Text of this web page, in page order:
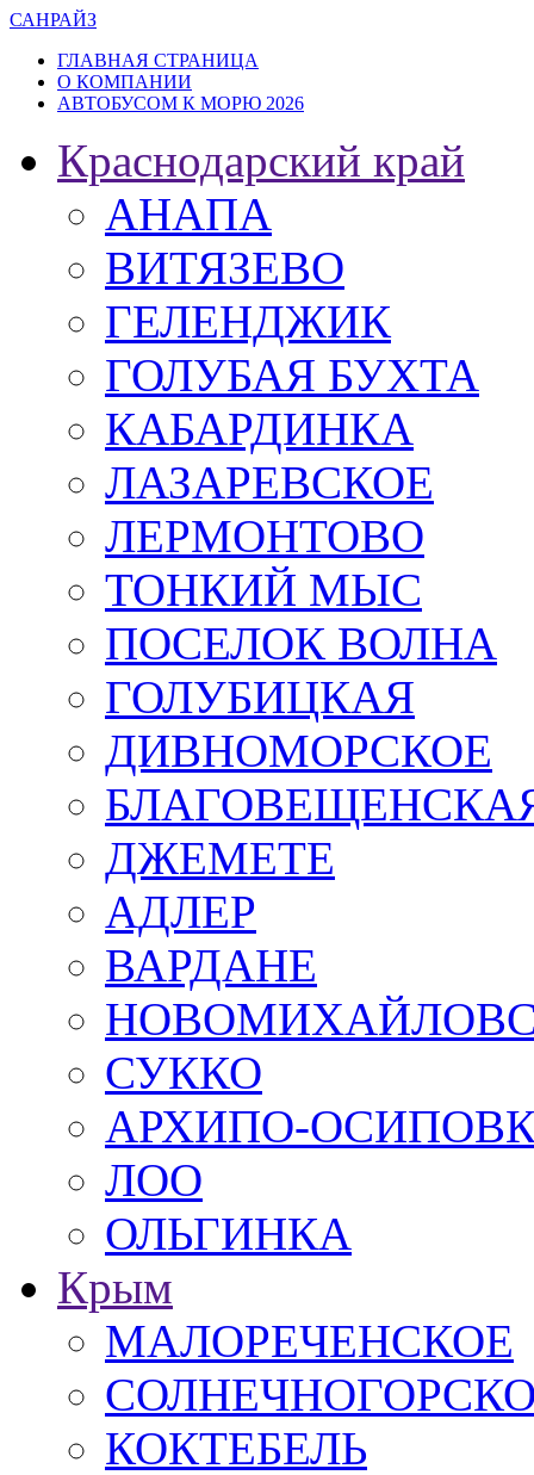
САНРАЙЗ
ГЛАВНАЯ СТРАНИЦА
О КОМПАНИИ
АВТОБУСОМ К МОРЮ 2026
Краснодарский край
АНАПА
ВИТЯЗЕВО
ГЕЛЕНДЖИК
ГОЛУБАЯ БУХТА
КАБАРДИНКА
ЛАЗАРЕВСКОЕ
ЛЕРМОНТОВО
ТОНКИЙ МЫС
ПОСЕЛОК ВОЛНА
ГОЛУБИЦКАЯ
ДИВНОМОРСКОЕ
ДЖЕМЕТЕ
АДЛЕР
ВАРДАНЕ
СУККО
АРХИПО-
ЛОО
ОЛЬГИНКА
Крым
МАЛОРЕЧЕНСКОЕ
КОКТЕБЕЛЬ